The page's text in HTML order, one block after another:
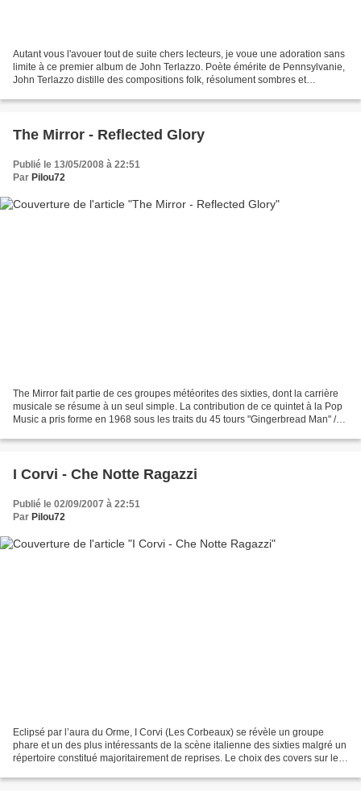
Autant vous l'avouer tout de suite chers lecteurs, je voue une adoration sans
limite à ce premier album de John Terlazzo. Poète émérite de Pennsylvanie,
John Terlazzo distille des compositions folk, résolument sombres et
The Mirror - Reflected Glory
Publié le 13/05/2008 à 22:51
Par Pilou72
The Mirror fait partie de ces groupes météorites des sixties, dont la carrière
musicale se résume à un seul simple. La contribution de ce quintet à la Pop
Music a pris forme en 1968 sous les traits du 45 tours "Gingerbread Man" /
I Corvi - Che Notte Ragazzi
Publié le 02/09/2007 à 22:51
Par Pilou72
Eclipsé par l’aura du Orme, I Corvi (Les Corbeaux) se révèle un groupe
phare et un des plus intéressants de la scène italienne des sixties malgré un
répertoire constitué majoritairement de reprises. Le choix des covers sur leur